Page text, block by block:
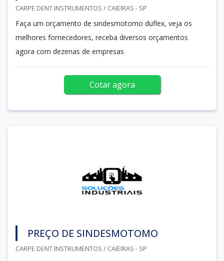
CARPE DENT INSTRUMENTOS / CAIEIRAS - SP
Faça um orçamento de sindesmotomo duflex, veja os
melhores fornecedores, receba diversos orçamentos
agora com dezenas de empresas
Cotar agora
PREÇO DE SINDESMOTOMO
CARPE DENT INSTRUMENTOS / CAIEIRAS - SP